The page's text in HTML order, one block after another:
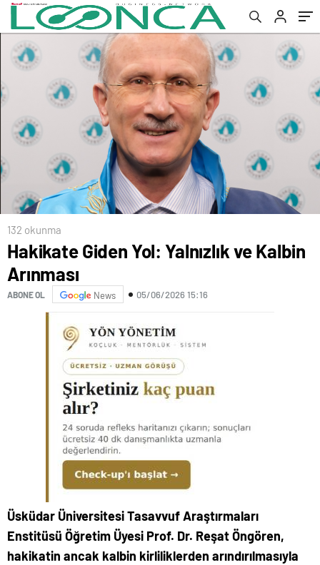
132 okunma
Hakikate Giden Yol: Yalnızlık ve Kalbin
Arınması
ABONE OL News 05/06/2026 15:16
Üsküdar Üniversitesi Tasavvuf Araştırmaları
Enstitüsü Öğretim Üyesi Prof. Dr. Reşat Öngören,
hakikatin ancak kalbin kirliliklerden arındırılmasıyla